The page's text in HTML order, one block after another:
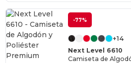
-77%
+14
Next Level 6610
Camiseta de